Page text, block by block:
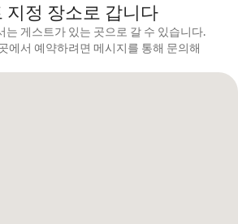
지정 장소로 갑니다
는 게스트가 있는 곳으로 갈 수 있습니다.
에서 예약하려면 메시지를 통해 문의해